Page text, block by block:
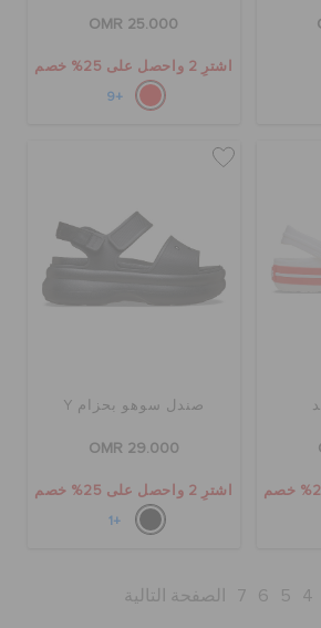
OMR 25.000
اشترِ 2 واحصل على 25% خصم
+9
صندل سوهو بحزام Y
OMR 29.000
اشترِ 2 واحصل على 25% خصم
+1
4
5
6
7 الصفحة التالية